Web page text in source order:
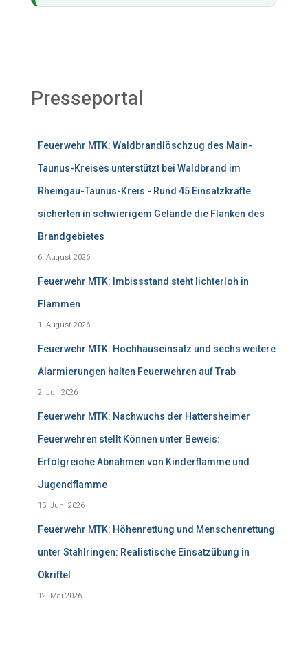
Presseportal
Feuerwehr MTK: Waldbrandlöschzug des Main-
Taunus-Kreises unterstützt bei Waldbrand im
Rheingau-Taunus-Kreis - Rund 45 Einsatzkräfte
sicherten in schwierigem Gelände die Flanken des
Brandgebietes
6. August 2026
Feuerwehr MTK: Imbissstand steht lichterloh in
Flammen
1. August 2026
Feuerwehr MTK: Hochhauseinsatz und sechs weitere
Alarmierungen halten Feuerwehren auf Trab
2. Juli 2026
Feuerwehr MTK: Nachwuchs der Hattersheimer
Feuerwehren stellt Können unter Beweis:
Erfolgreiche Abnahmen von Kinderflamme und
Jugendflamme
15. Juni 2026
Feuerwehr MTK: Höhenrettung und Menschenrettung
unter Stahlringen: Realistische Einsatzübung in
Okriftel
12. Mai 2026